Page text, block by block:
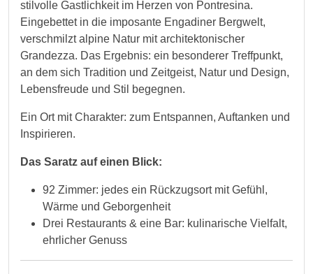
stilvolle Gastlichkeit im Herzen von Pontresina.
Eingebettet in die imposante Engadiner Bergwelt,
verschmilzt alpine Natur mit architektonischer
Grandezza. Das Ergebnis: ein besonderer Treffpunkt,
an dem sich Tradition und Zeitgeist, Natur und Design,
Lebensfreude und Stil begegnen.
Ein Ort mit Charakter: zum Entspannen, Auftanken und
Inspirieren.
Das Saratz auf einen Blick:
92 Zimmer: jedes ein Rückzugsort mit Gefühl,
Wärme und Geborgenheit
Drei Restaurants & eine Bar: kulinarische Vielfalt,
ehrlicher Genuss